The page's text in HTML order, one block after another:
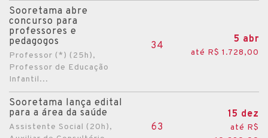
Sooretama abre
concurso para
professores e
pedagogos
Professor (*) (25h),
Professor de Educação
Infantil...
34
5 abr
até R$ 1.728,00
Sooretama lança edital
para a área da saúde
Assistente Social (20h),
63
15 dez
até R$